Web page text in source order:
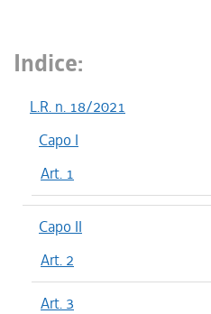
Indice:
L.R. n. 18/2021
Capo I
Art. 1
Capo II
Art. 2
Art. 3